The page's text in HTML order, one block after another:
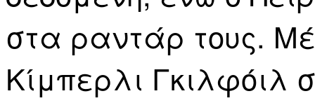
στα ραντάρ τους.
Κίμπερλι Γκιλφόιλ